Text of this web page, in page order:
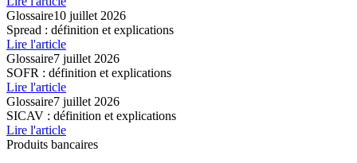
Glossaire10 juillet 2026
Spread : définition et explications
Lire l'article
Glossaire7 juillet 2026
SOFR : définition et explications
Lire l'article
Glossaire7 juillet 2026
SICAV : définition et explications
Lire l'article
Produits bancaires